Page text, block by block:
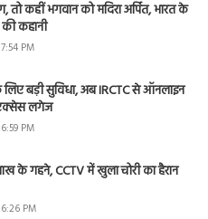
तो कहीं भगवान को मदिरा अर्पित, भारत के
कहानी
PM
लिए बड़ी सुविधा, अब IRCTC से ऑनलाइन
लगेज
PM
के गहने, CCTV में खुला चोरी का हैरान
PM